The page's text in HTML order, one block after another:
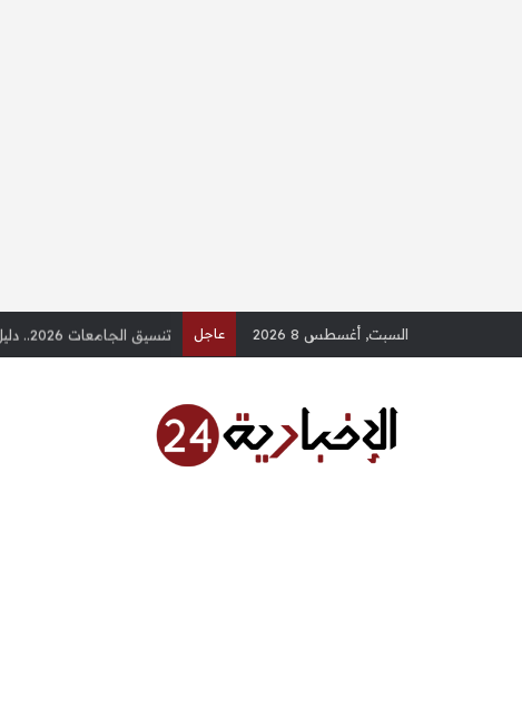
السبت, أغسطس 8 2026 عاجل تنسيق الجامعات 2026.. دليل استرشادي لطلاب الثانوية العامة (س وج) – الإخبارية 24